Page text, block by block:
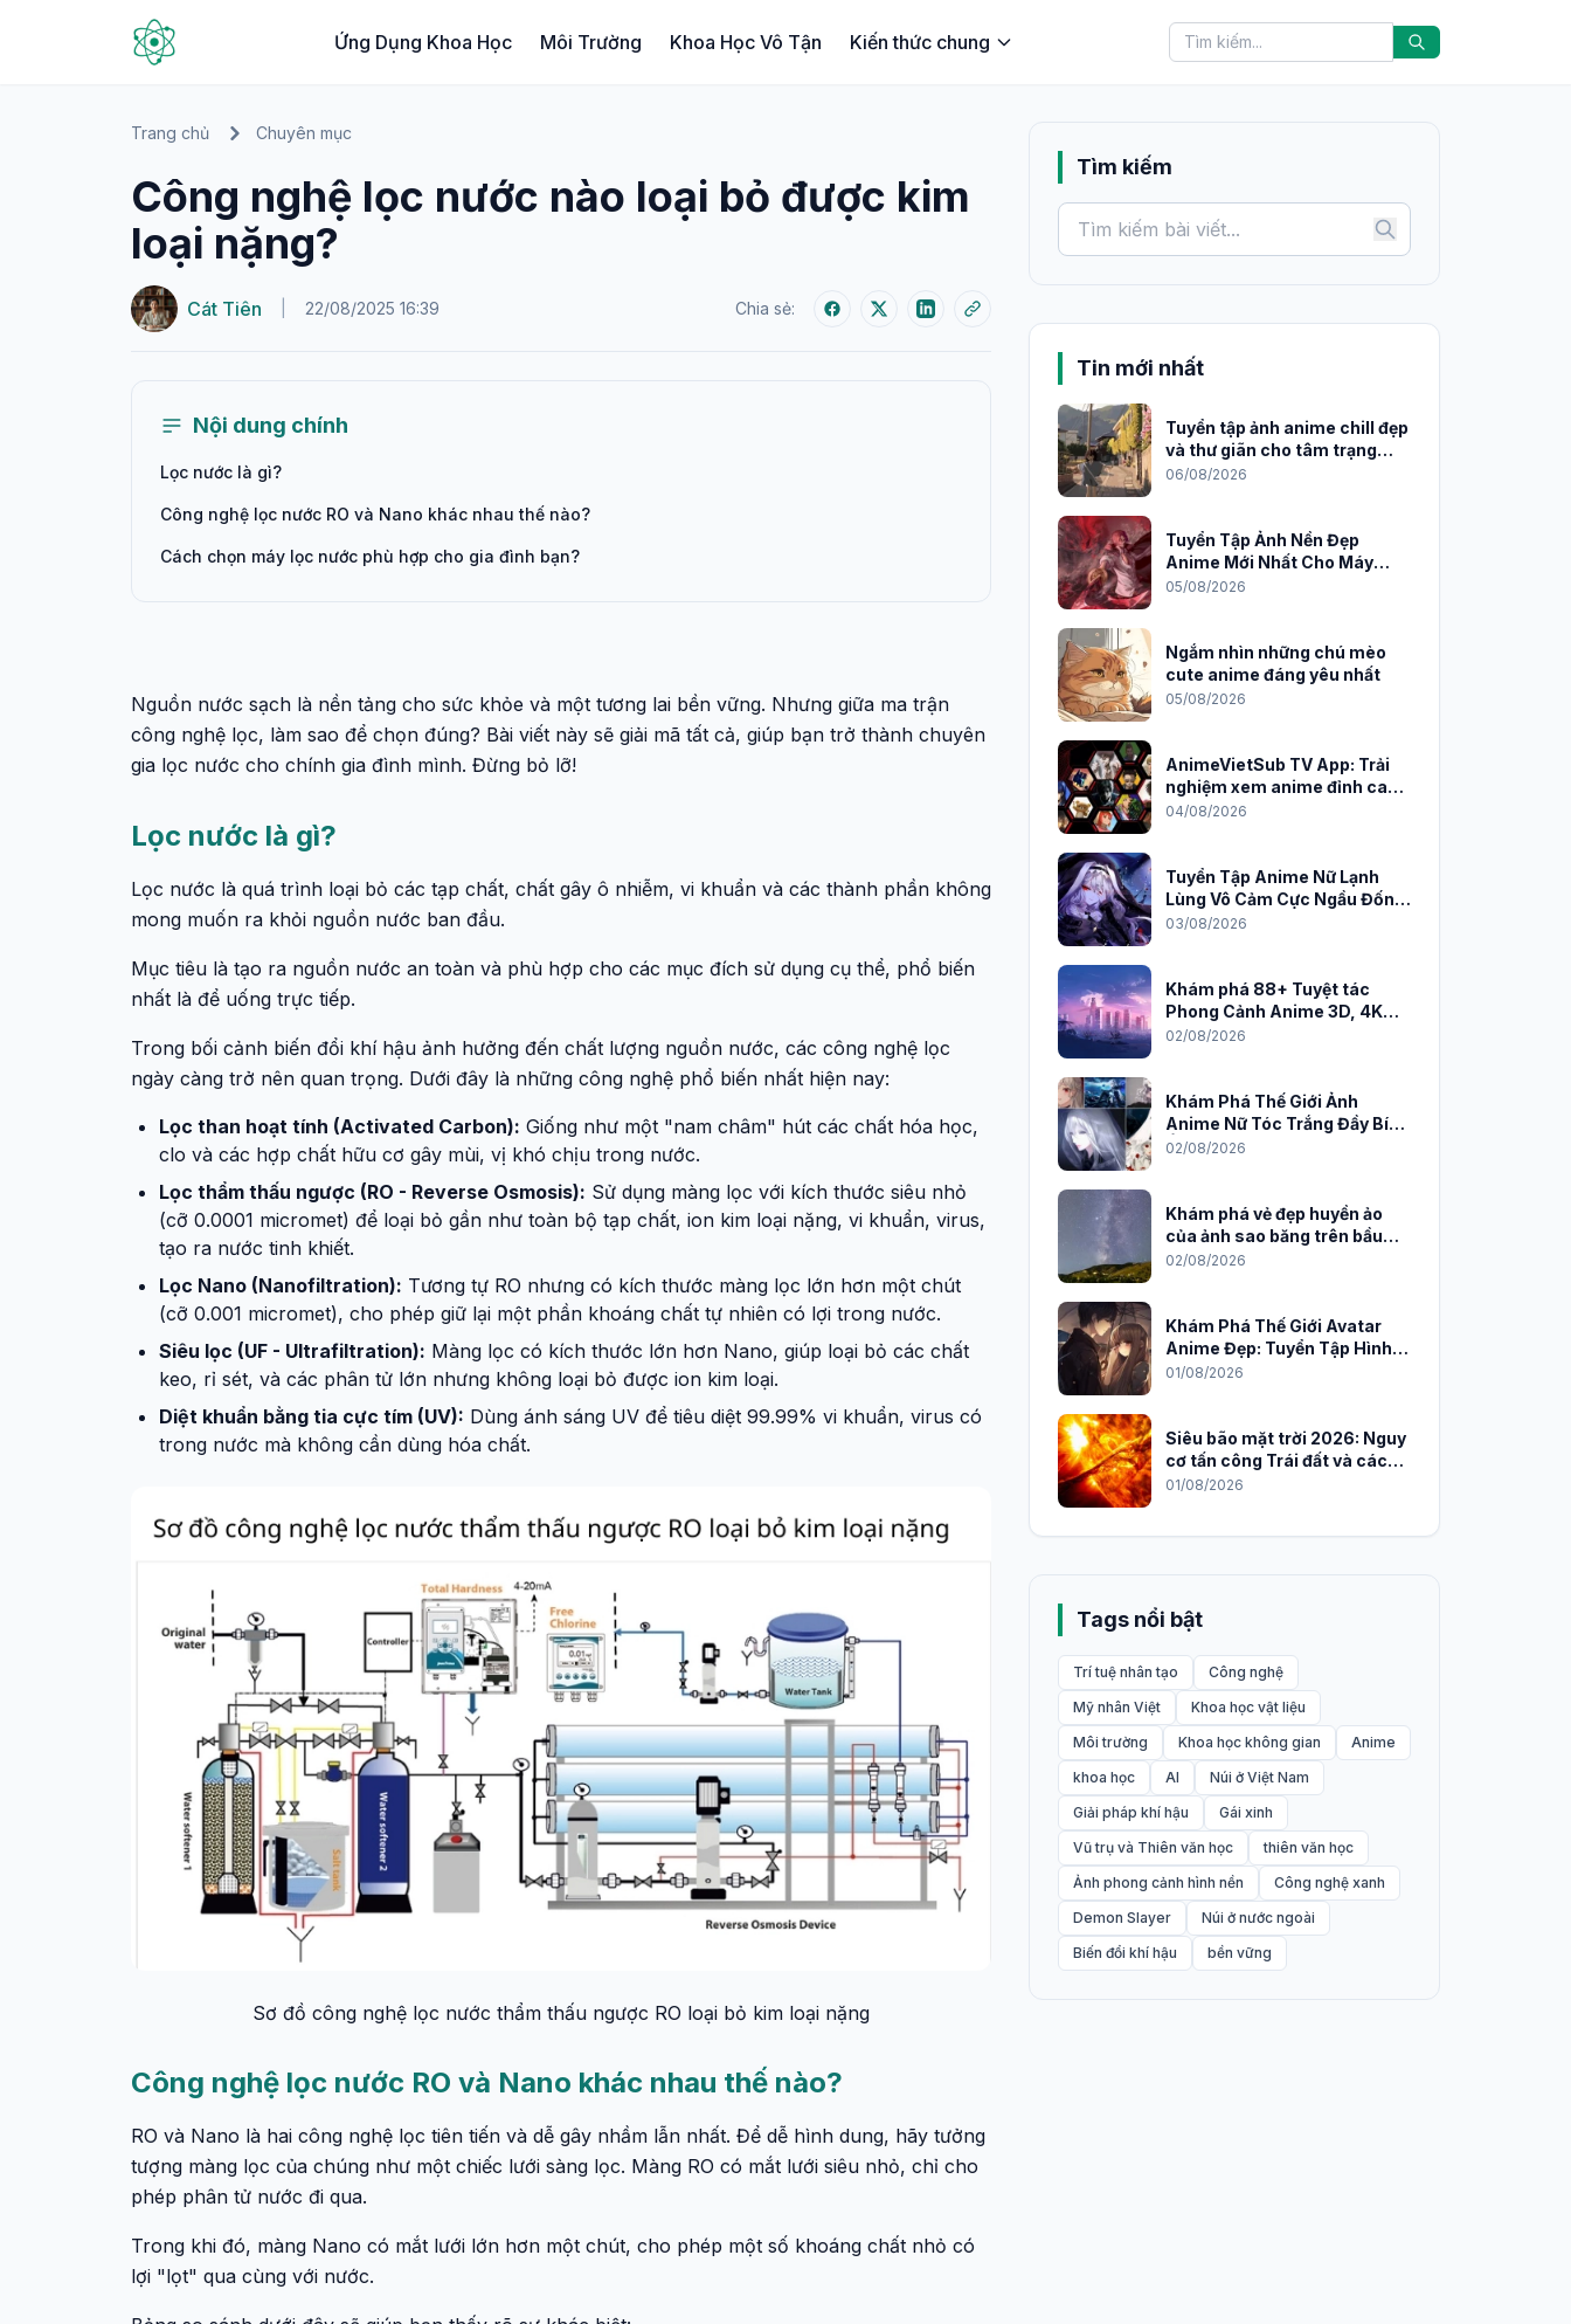
Ứng Dụng Khoa Học Môi Trường Khoa Học Vô Tận Kiến thức chung
Trang chủ Chuyên mục
Công nghệ lọc nước nào loại bỏ được kim
loại nặng?
Cát Tiên 22/08/2025 16:39 Chia sẻ:
Nội dung chính
Lọc nước là gì?
Công nghệ lọc nước RO và Nano khác nhau thế nào?
Cách chọn máy lọc nước phù hợp cho gia đình bạn?
Nguồn nước sạch là nền tảng cho sức khỏe và một tương lai bền vững. Nhưng giữa ma trận
công nghệ lọc, làm sao để chọn đúng? Bài viết này sẽ giải mã tất cả, giúp bạn trở thành chuyên
gia lọc nước cho chính gia đình mình. Đừng bỏ lỡ!
Lọc nước là gì?
Lọc nước là quá trình loại bỏ các tạp chất, chất gây ô nhiễm, vi khuẩn và các thành phần không
mong muốn ra khỏi nguồn nước ban đầu.
Mục tiêu là tạo ra nguồn nước an toàn và phù hợp cho các mục đích sử dụng cụ thể, phổ biến
nhất là để uống trực tiếp.
Trong bối cảnh biến đổi khí hậu ảnh hưởng đến chất lượng nguồn nước, các công nghệ lọc
ngày càng trở nên quan trọng. Dưới đây là những công nghệ phổ biến nhất hiện nay:
Lọc than hoạt tính (Activated Carbon): Giống như một "nam châm" hút các chất hóa học,
clo và các hợp chất hữu cơ gây mùi, vị khó chịu trong nước.
Lọc thẩm thấu ngược (RO - Reverse Osmosis): Sử dụng màng lọc với kích thước siêu nhỏ
(cỡ 0.0001 micromet) để loại bỏ gần như toàn bộ tạp chất, ion kim loại nặng, vi khuẩn, virus,
tạo ra nước tinh khiết.
Lọc Nano (Nanofiltration): Tương tự RO nhưng có kích thước màng lọc lớn hơn một chút
(cỡ 0.001 micromet), cho phép giữ lại một phần khoáng chất tự nhiên có lợi trong nước.
Siêu lọc (UF - Ultrafiltration): Màng lọc có kích thước lớn hơn Nano, giúp loại bỏ các chất
keo, rỉ sét, và các phân tử lớn nhưng không loại bỏ được ion kim loại.
Diệt khuẩn bằng tia cực tím (UV): Dùng ánh sáng UV để tiêu diệt 99.99% vi khuẩn, virus có
trong nước mà không cần dùng hóa chất.
Sơ đồ công nghệ lọc nước thẩm thấu ngược RO loại bỏ kim loại nặng
Công nghệ lọc nước RO và Nano khác nhau thế nào?
RO và Nano là hai công nghệ lọc tiên tiến và dễ gây nhầm lẫn nhất. Để dễ hình dung, hãy tưởng
tượng màng lọc của chúng như một chiếc lưới sàng lọc. Màng RO có mắt lưới siêu nhỏ, chỉ cho
phép phân tử nước đi qua.
Trong khi đó, màng Nano có mắt lưới lớn hơn một chút, cho phép một số khoáng chất nhỏ có
lợi "lọt" qua cùng với nước.
Tìm kiếm
Tin mới nhất
Tuyển tập ảnh anime chill đẹp
và thư giãn cho tâm trạng
2026
06/08/2026
Tuyển Tập Ảnh Nền Đẹp
Anime Mới Nhất Cho Máy
Tính 2026
05/08/2026
Ngắm nhìn những chú mèo
cute anime đáng yêu nhất
05/08/2026
AnimeVietSub TV App: Trải
nghiệm xem anime đỉnh cao
trên PC
04/08/2026
Tuyển Tập Anime Nữ Lạnh
Lùng Vô Cảm Cực Ngầu Đốn
Tim Fan
03/08/2026
Khám phá 88+ Tuyệt tác
Phong Cảnh Anime 3D, 4K
Sắc Nét
02/08/2026
Khám Phá Thế Giới Ảnh
Anime Nữ Tóc Trắng Đầy Bí
Ẩn và Quyến Rũ
02/08/2026
Khám phá vẻ đẹp huyền ảo
của ảnh sao băng trên bầu
trời đêm
02/08/2026
Khám Phá Thế Giới Avatar
Anime Đẹp: Tuyển Tập Hình
Nền Độc Đáo Cho Năm 2026
01/08/2026
Siêu bão mặt trời 2026: Nguy
cơ tấn công Trái đất và cách
phòng chống
01/08/2026
Tags nổi bật
Trí tuệ nhân tạo
Công nghệ
Mỹ nhân Việt
Khoa học vật liệu
Môi trường
Khoa học không gian
Anime
khoa học
AI
Núi ở Việt Nam
Giải pháp khí hậu
Gái xinh
Vũ trụ và Thiên văn học
thiên văn học
Ảnh phong cảnh hình nền
Công nghệ xanh
Demon Slayer
Núi ở nước ngoài
Biến đổi khí hậu
bền vững